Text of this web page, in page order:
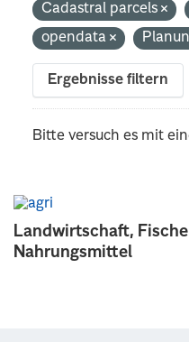
Landwirtschaft,
Nahrungsmittel
Cadastral parcels
opendata
Ergebnisse filtern
Bitte versuch es mit